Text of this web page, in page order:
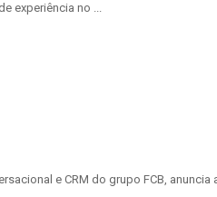
experiência no ...
e CRM do grupo FCB,